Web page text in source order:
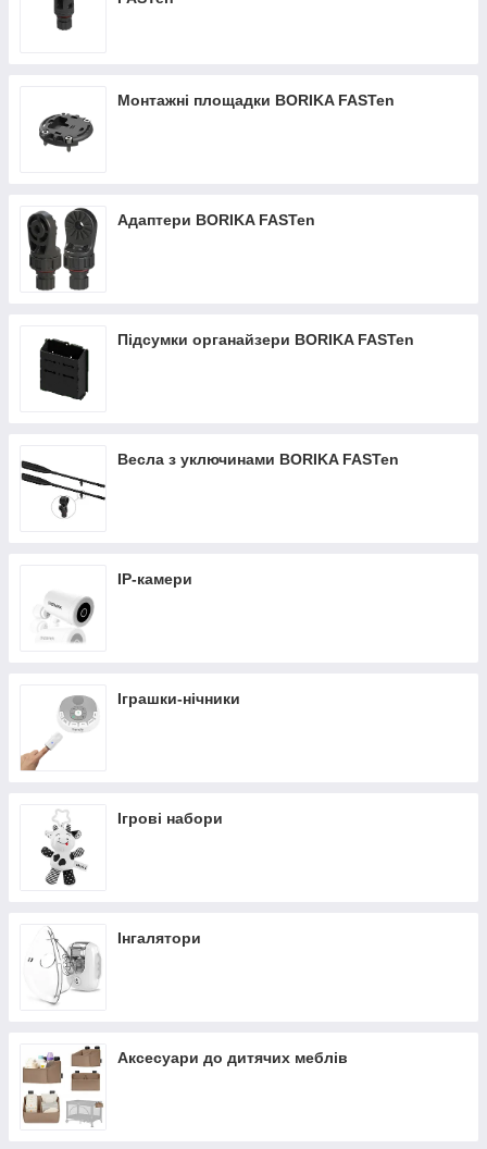
Монтажні площадки BORIKA FASTen
Адаптери BORIKA FASTen
Підсумки органайзери BORIKA FASTen
Весла з уключинами BORIKA FASTen
IP-камери
Іграшки-нічники
Ігрові набори
Інгалятори
Аксесуари до дитячих меблів